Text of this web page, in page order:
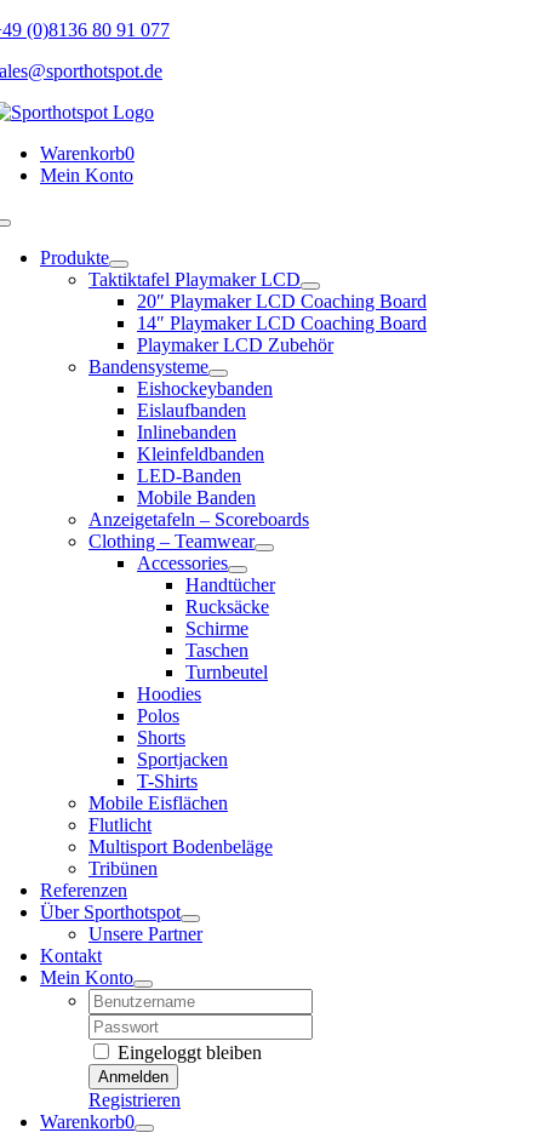
Skip
content
(0)8136 80 91 077
Warenkorb0
Mein Konto
Toggle
NavigationProdukte
Taktiktafel Playmaker LCD
20″ Playmaker LCD Coaching Board
14″ Playmaker LCD Coaching Board
Playmaker LCD Zubehör
Bandensysteme
Eishockeybanden
Eislaufbanden
Inlinebanden
Kleinfeldbanden
LED-Banden
Mobile Banden
Anzeigetafeln – Scoreboards
Clothing – Teamwear
Accessories
Handtücher
Rucksäcke
Schirme
Taschen
Turnbeutel
Hoodies
Polos
Shorts
Sportjacken
T-Shirts
Mobile Eisflächen
Flutlicht
Multisport Bodenbeläge
Tribünen
Referenzen
Über Sporthotspot
Unsere Partner
Kontakt
Mein Konto
Username:
Password:
Eingeloggt bleiben
Registrieren
Warenkorb0